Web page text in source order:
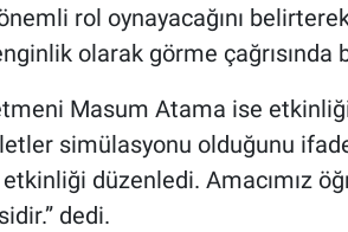
rol oynayacağını
olarak görme çağrısında
Masum Atama ise
simülasyonu olduğunu
düzenledi. Amacımız
dedi.